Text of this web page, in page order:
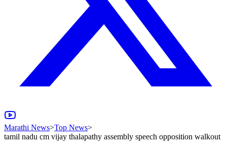
Marathi News>Top News>
tamil nadu cm vijay thalapathy assembly speech opposition walkout